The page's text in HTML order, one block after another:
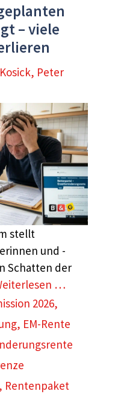
– viele
, Peter
stellt
und -
Schatten der
…
2026,
, EM-Rente
, Rentenpaket